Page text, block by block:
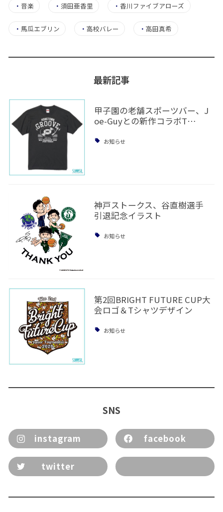
・ 音楽 ・須田亜香里 ・ 香川ファイブアローズ
・ 馬瓜エブリン ・高校バレー ・高田真希
最新記事
甲子園の老舗スポーツバー、J
oe-Guyとの新作コラボT…
お知らせ
神戸ストークス、谷直樹選手
引退記念イラスト
お知らせ
第2回BRIGHT FUTURE CUP大
会ロゴ＆Tシャツデザイン
お知らせ
SNS
instagram facebook
twitter